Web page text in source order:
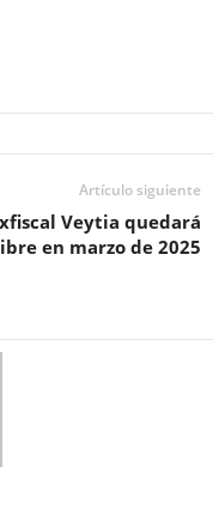
Artículo siguiente
Veytia quedará
en marzo de 2025